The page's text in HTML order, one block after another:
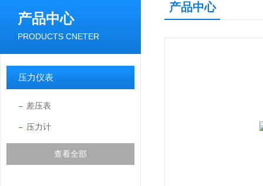
产品中心
PRODUCTS CNETER
压力仪表
差压表
压力计
查看全部
产品中心